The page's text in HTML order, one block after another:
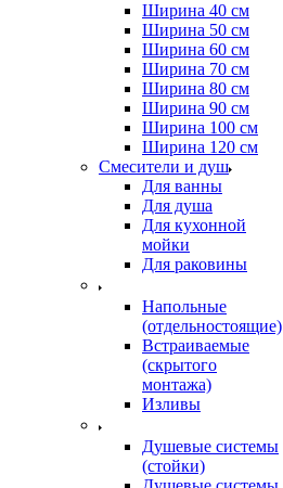
Ширина 40 см
Ширина 50 см
Ширина 60 см
Ширина 70 см
Ширина 80 см
Ширина 90 см
Ширина 100 см
Ширина 120 см
Смесители и душ
Для ванны
Для душа
Для кухонной
мойки
Для раковины
Напольные
(отдельностоящие)
Встраиваемые
(скрытого
монтажа)
Изливы
Душевые системы
(стойки)